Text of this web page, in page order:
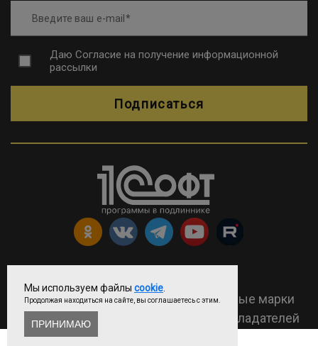
Введите ваш e-mail
Даю Согласие на получение информационной
рассылки
Подписаться
Copyright © ООО «Софтехно»
2026 Все права защищены. Все торговые марки
являются собственностью их правообладателей
Мы используем файлы cookie
Продолжая находиться на сайте, вы соглашаетесь с этим.
ПРИНИМАЮ